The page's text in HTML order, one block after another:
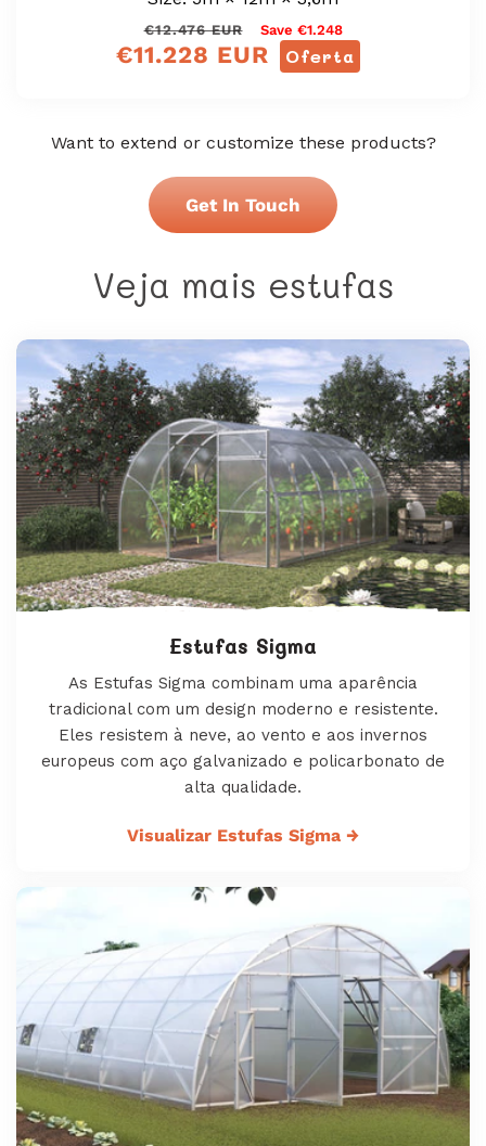
Preço
normal
€12.476 EUR Save €1.248
Oferta
Preço
de
venda
€11.228 EUR
Want to extend or customize these products?
Get In Touch
Veja mais estufas
Estufas Sigma
As Estufas Sigma combinam uma aparência
tradicional com um design moderno e resistente.
Eles resistem à neve, ao vento e aos invernos
europeus com aço galvanizado e policarbonato de
alta qualidade.
Visualizar Estufas Sigma →